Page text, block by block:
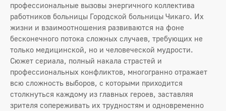
профессиональные вызовы энергичного коллектива
работников больницы Городской больницы Чикаго. Их
жизни и взаимоотношения развиваются на фоне
бесконечного потока сложных случаев, требующих не
только медицинской, но и человеческой мудрости.
Сюжет сериала, полный накала страстей и
профессиональных конфликтов, многогранно отражает
всю сложность выборов, с которыми приходится
столкнуться каждому из главных героев, заставляя
зрителя сопереживать их трудностям и одновременно